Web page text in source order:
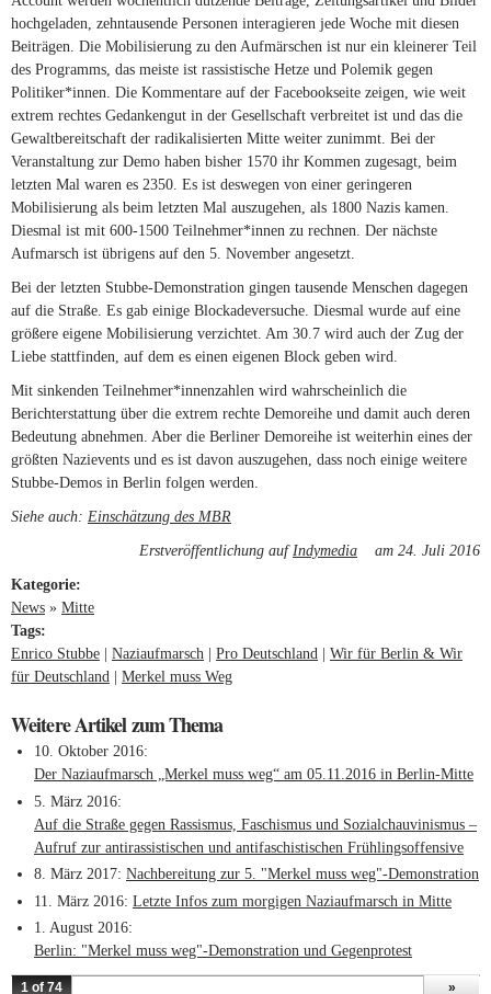
hochgeladen, zehntausende Personen interagieren jede Woche mit diesen
Beiträgen. Die Mobilisierung zu den Aufmärschen ist nur ein kleinerer Teil
des Programms, das meiste ist rassistische Hetze und Polemik gegen
Politiker*innen. Die Kommentare auf der Facebookseite zeigen, wie weit
extrem rechtes Gedankengut in der Gesellschaft verbreitet ist und das die
Gewaltbereitschaft der radikalisierten Mitte weiter zunimmt. Bei der
Veranstaltung zur Demo haben bisher 1570 ihr Kommen zugesagt, beim
letzten Mal waren es 2350. Es ist deswegen von einer geringeren
Mobilisierung als beim letzten Mal auszugehen, als 1800 Nazis kamen.
Diesmal ist mit 600-1500 Teilnehmer*innen zu rechnen. Der nächste
Aufmarsch ist übrigens auf den 5. November angesetzt.
Bei der letzten Stubbe-Demonstration gingen tausende Menschen dagegen
auf die Straße. Es gab einige Blockadeversuche. Diesmal wurde auf eine
größere eigene Mobilisierung verzichtet. Am 30.7 wird auch der Zug der
Liebe stattfinden, auf dem es einen eigenen Block geben wird.
Mit sinkenden Teilnehmer*innenzahlen wird wahrscheinlich die
Berichterstattung über die extrem rechte Demoreihe und damit auch deren
Bedeutung abnehmen. Aber die Berliner Demoreihe ist weiterhin eines der
größten Nazievents und es ist davon auszugehen, dass noch einige weitere
Stubbe-Demos in Berlin folgen werden.
Siehe auch: Einschätzung des MBR
Erstveröffentlichung aufIndymedia (link is external)
am 24. Juli 2016
Kategorie:
News » Mitte
Tags:
Enrico Stubbe
Naziaufmarsch Pro Deutschland
Wir für Berlin & Wir
für Deutschland
Merkel muss Weg
Weitere Artikel zum Thema
10. Oktober 2016
Der Naziaufmarsch „Merkel muss weg“ am 05.11.2016 in Berlin-Mitte
5. März 2016
Auf die Straße gegen Rassismus, Faschismus und Sozialchauvinismus –
Aufruf zur antirassistischen und antifaschistischen Frühlingsoffensive
8. März 2017 Nachbereitung zur 5. "Merkel muss weg"-Demonstration
11. März 2016 Letzte Infos zum morgigen Naziaufmarsch in Mitte
1. August 2016
Berlin: "Merkel muss weg"-Demonstration und Gegenprotest
1 of 74 »